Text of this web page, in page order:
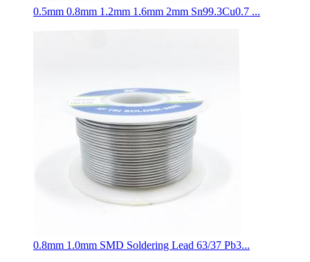
0.5mm 0.8mm 1.2mm 1.6mm 2mm Sn99.3Cu0.7 ...
0.8mm 1.0mm SMD Soldering Lead 63/37 Pb3...